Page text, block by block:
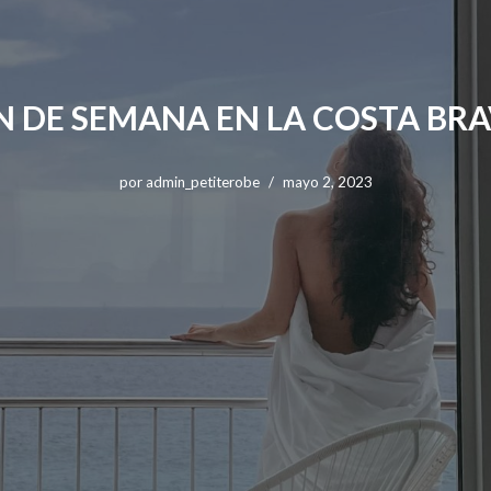
DE SEMANA EN LA COSTA
poradmin_petiterobe mayo 2, 2023